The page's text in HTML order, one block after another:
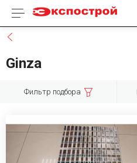
Каталог товаров
Ginza
Фильтр подбора